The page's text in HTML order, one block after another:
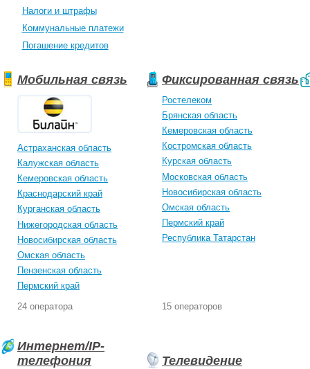
Налоги и штрафы
Коммунальные платежи
Погашение кредитов
Мобильная связь Фиксированная связь
Астраханская область
Калужская область
Кемеровская область
Краснодарский край
Курганская область
Нижегородская область
Новосибирская область
Омская область
Пензенская область
Пермский край
Ростелеком
Брянская область
Кемеровская область
Костромская область
Курская область
Московская область
Новосибирская область
Омская область
Пермский край
Республика Татарстан
24 оператора 15 операторов
Интернет/IP-
телефония
Телевидение